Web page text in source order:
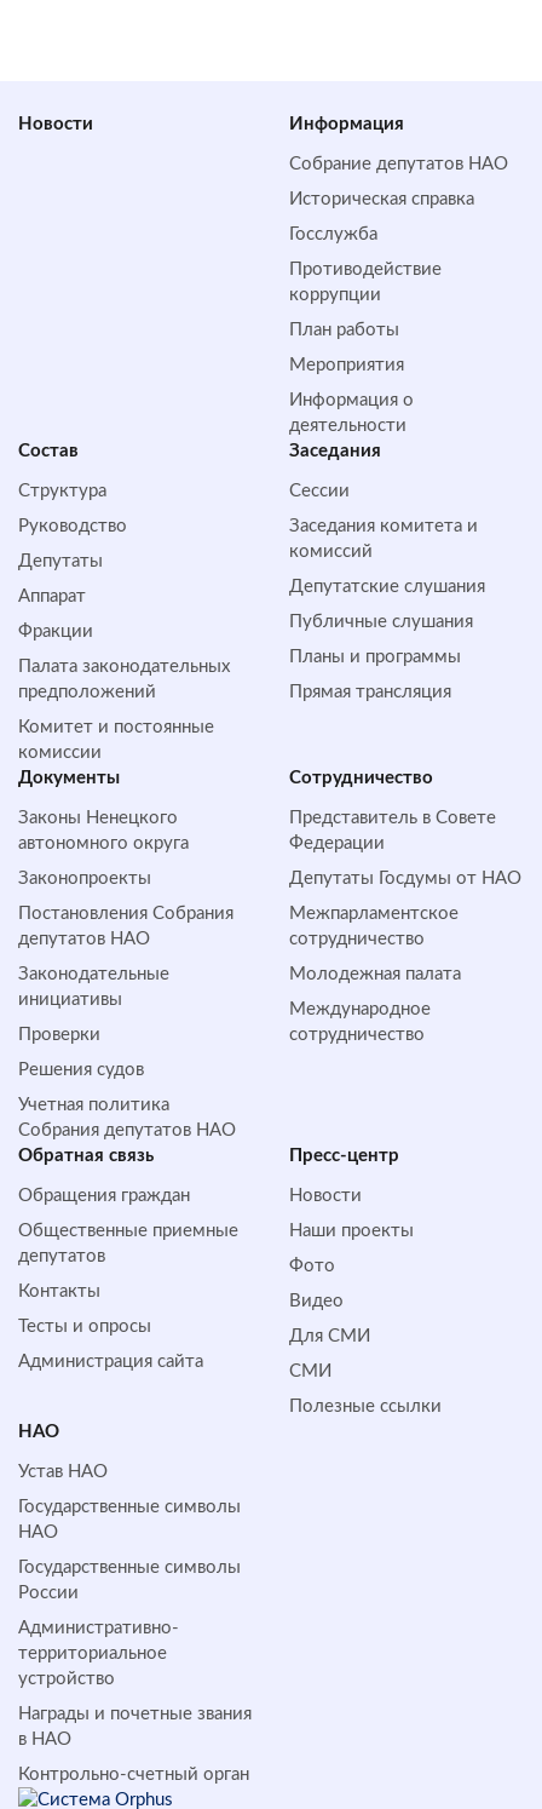
Новости Информация
Собрание депутатов НАО
Историческая справка
Госслужба
Противодействие
коррупции
План работы
Мероприятия
Информация о
деятельности
Состав
Структура
Руководство
Депутаты
Аппарат
Фракции
Палата законодательных
предположений
Комитет и постоянные
комиссии
Заседания
Сессии
Заседания комитета и
комиссий
Депутатские слушания
Публичные слушания
Планы и программы
Прямая трансляция
Документы
Законы Ненецкого
автономного округа
Законопроекты
Постановления Собрания
депутатов НАО
Законодательные
инициативы
Проверки
Решения судов
Учетная политика
Собрания депутатов НАО
Сотрудничество
Представитель в Совете
Федерации
Депутаты Госдумы от НАО
Межпарламентское
сотрудничество
Молодежная палата
Международное
сотрудничество
Обратная cвязь
Обращения граждан
Общественные приемные
депутатов
Контакты
Тесты и опросы
Администрация сайта
Пресс-центр
Новости
Наши проекты
Фото
Видео
Для СМИ
СМИ
Полезные ссылки
НАО
Устав НАО
Государственные символы
НАО
Государственные символы
России
Административно-
территориальное
устройство
Награды и почетные звания
в НАО
Контрольно-счетный орган